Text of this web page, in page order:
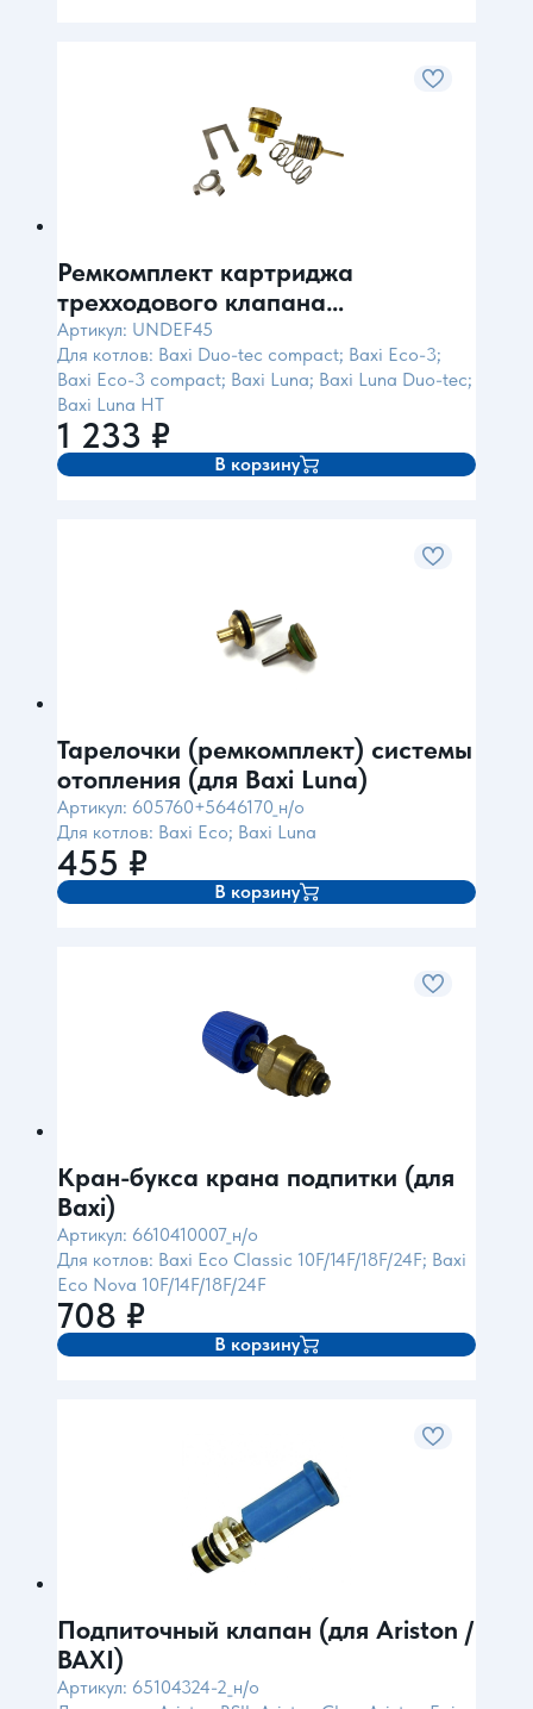
Ремкомплект картриджа
трехходового клапана
пластик(для Baxi)
Артикул: UNDEF45
Для котлов: Baxi Duo-tec compact; Baxi Eco-3;
Baxi Eco-3 compact; Baxi Luna; Baxi Luna Duo-tec;
Baxi Luna HT
1 233 ₽
В корзину
Тарелочки (ремкомплект) системы
отопления (для Baxi Luna)
Артикул: 605760+5646170_н/о
Для котлов: Baxi Eco; Baxi Luna
455 ₽
В корзину
Кран-букса крана подпитки (для
Baxi)
Артикул: 6610410007_н/о
Для котлов: Baxi Eco Classic 10F/14F/18F/24F; Baxi
Eco Nova 10F/14F/18F/24F
708 ₽
В корзину
Подпиточный клапан (для Ariston /
BAXI)
Артикул: 65104324-2_н/о